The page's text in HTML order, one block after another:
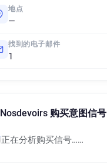
地点
—
找到的电子邮件
1
Nosdevoirs 购买意图信号
正在分析购买信号……